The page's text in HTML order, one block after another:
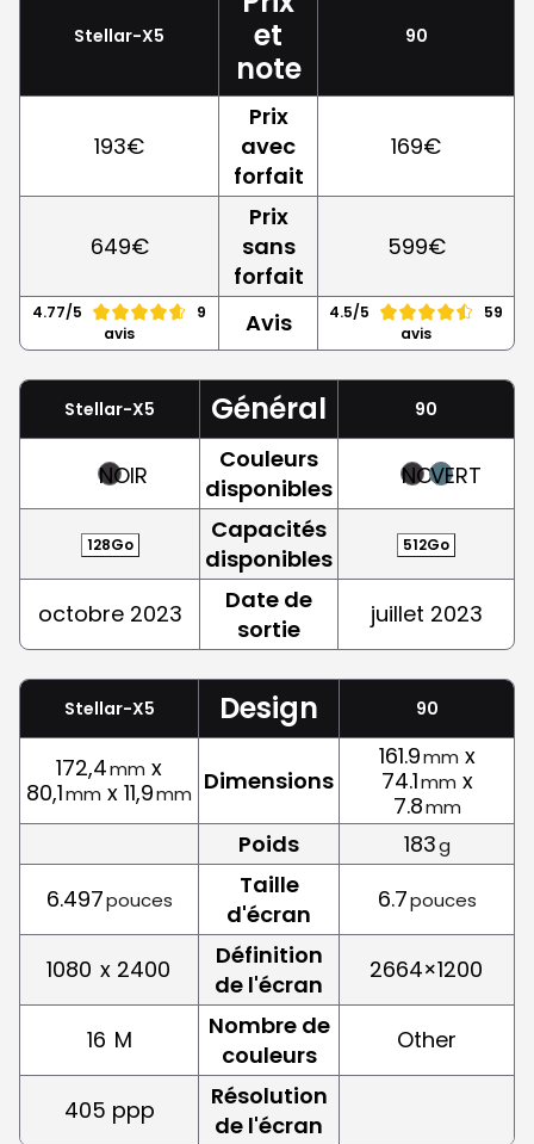
Stellar-X5
et
note
90
193€
Prix
avec
forfait
169€
649€
Prix
sans
forfait
599€
4.77/5
9
avis
Avis 4.5/5
59
avis
Stellar-X5 Général 90
NOIR
Couleurs
disponibles
NOIRVERT
128Go
Capacités
disponibles
512Go
octobre 2023
Date de
sortie
juillet 2023
Stellar-X5 Design 90
172,4mm x
80,1mm x 11,9mm Dimensions
161.9mm x
74.1mm x
7.8mm
Poids 183g
6.497pouces
Taille
d'écran
6.7pouces
1080 x 2400
Définition
de l'écran
2664×1200
16 M
Nombre de
couleurs
Other
405 ppp
Résolution
de l'écran